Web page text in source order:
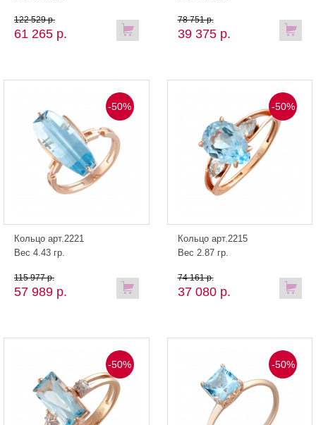
61 265 р.
122 529 р.
39 375 р.
78 751 р.
-50%
Кольцо арт.2221
Вес 4.43 гр.
57 989 р.
115 977 р.
-50%
Кольцо арт.2215
Вес 2.87 гр.
37 080 р.
74 161 р.
-50% -50%